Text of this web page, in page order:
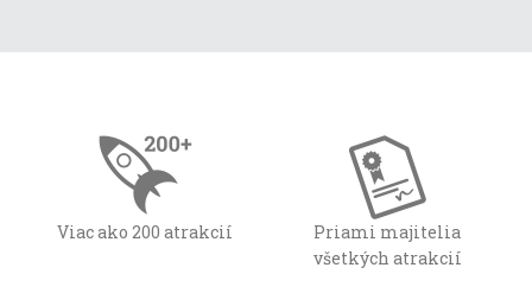
Viac ako 200 atrakcií
Priami majitelia
všetkých atrakcií